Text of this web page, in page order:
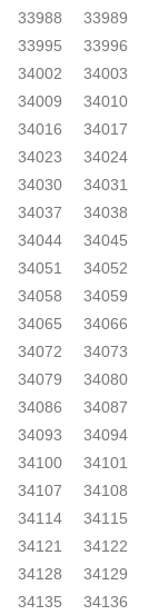
33988
33989
33995
33996
34002
34003
34009
34010
34016
34017
34023
34024
34030
34031
34037
34038
34044
34045
34051
34052
34058
34059
34065
34066
34072
34073
34079
34080
34086
34087
34093
34094
34100
34101
34107
34108
34114
34115
34121
34122
34128
34129
34135
34136